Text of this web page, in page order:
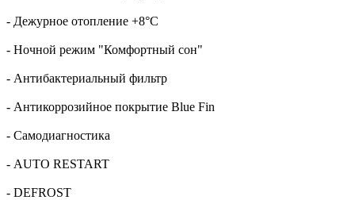
- Дежурное отопление +8°C
- Ночной режим "Комфортный сон"
- Антибактериальный фильтр
- Антикоррозийное покрытие Blue Fin
- Самодиагностика
- AUTO RESTART
- DEFROST